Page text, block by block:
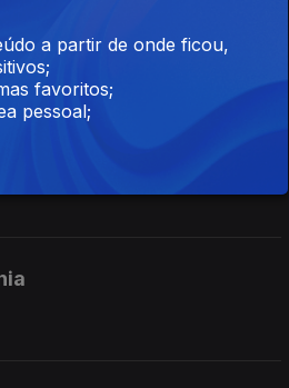
ao Ar Livre
a partir de onde ficou,
favoritos;
pessoal;